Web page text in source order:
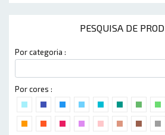
PESQUISA DE
Por categoria :
Por cores :